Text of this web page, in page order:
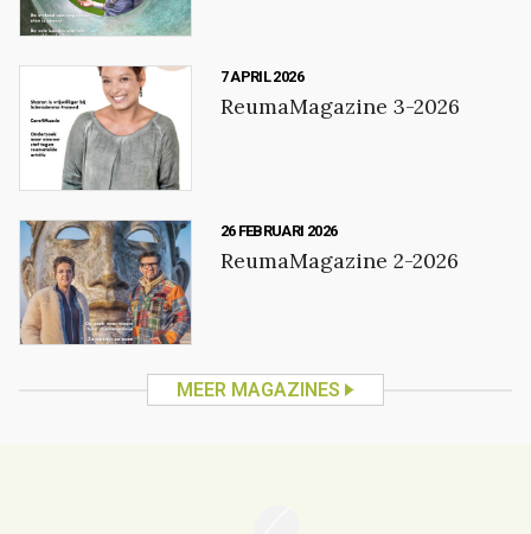
7 APRIL 2026
ReumaMagazine 3-2026
26 FEBRUARI 2026
ReumaMagazine 2-2026
MEER MAGAZINES